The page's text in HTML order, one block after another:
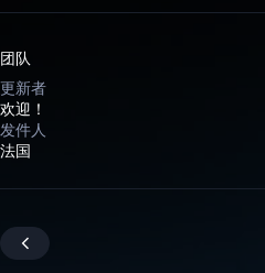
团队
更新者
欢迎！
发件人
法国